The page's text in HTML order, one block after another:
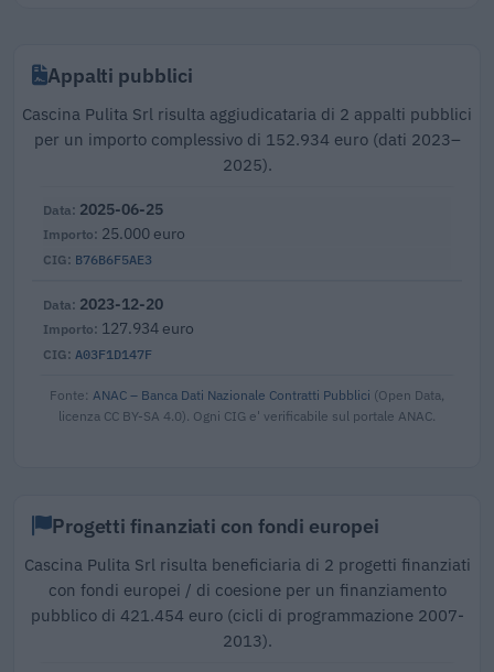
Appalti pubblici
Cascina Pulita Srl risulta aggiudicataria di 2 appalti pubblici
per un importo complessivo di 152.934 euro (dati 2023–
2025).
B76B6F5AE3
2025-06-25
25.000 euro
A03F1D147F
2023-12-20
127.934 euro
Fonte: ANAC – Banca Dati Nazionale Contratti Pubblici (Open Data,
licenza CC BY-SA 4.0). Ogni CIG e' verificabile sul portale ANAC.
Progetti finanziati con fondi europei
Cascina Pulita Srl risulta beneficiaria di 2 progetti finanziati
con fondi europei / di coesione per un finanziamento
pubblico di 421.454 euro (cicli di programmazione 2007-
2013).